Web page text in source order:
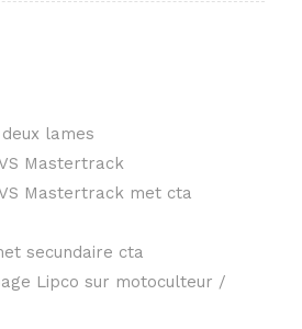
lames
Mastertrack
Mastertrack met cta
secundaire cta
Lipco sur motoculteur /